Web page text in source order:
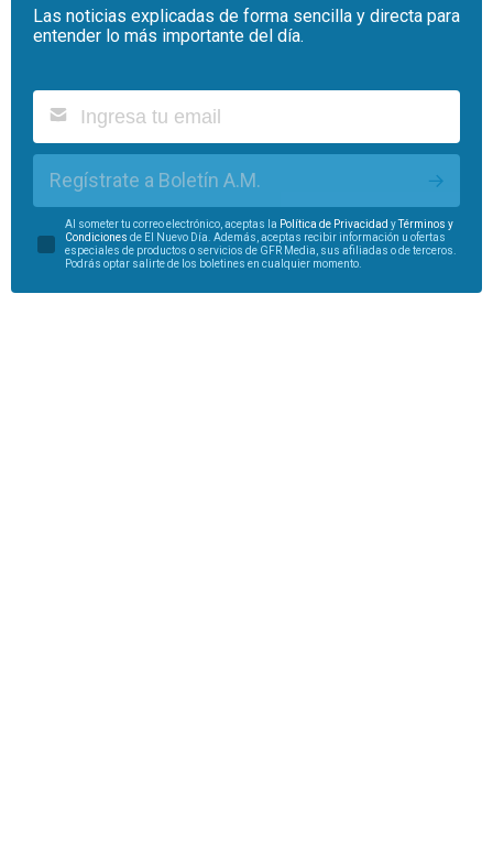
Las noticias explicadas de forma sencilla y directa para
entender lo más importante del día.
Regístrate a Boletín A.M.
Al someter tu correo electrónico, aceptas la Política de Privacidad yTérminos y
Condiciones de El Nuevo Día. Además, aceptas recibir información u ofertas
especiales de productos o servicios de GFR Media, sus afiliadas o de terceros.
Podrás optar salirte de los boletines en cualquier momento.